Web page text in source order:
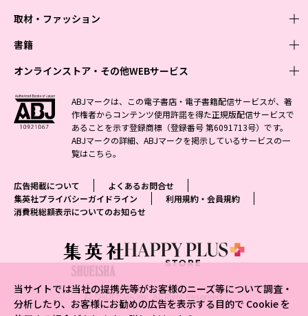
当サイトでは当社の提携先等がお客様のニーズ等について調査・
分析したり、お客様にお勧めの広告を表示する目的で Cookie を
少年マンガ
Vジャンプ
最強ジャンプ
少年ジャンプ+
ジャンプTOON
ジャンプルーキー！
S-MANGA
集英社コミック文庫
青年マンガ
ZEBRACK
S-MANGA
集英社ジャンプリミックス
週刊ヤングジャンプ
ヤングジャンプ定期購読デジタル
となりのヤングジャンプ
グランドジャンプ
ウルトラジャンプ
少女マンガ
ZEBRACK
S-MANGA
集英社コミック文庫
マーガレット
別冊マーガレット
リマコミ
マンガMeets
女性マンガ
ジャンプTOON
集英社コミック文庫
マンガMee公式サイト
リマコミ
Cookie
office YOU
取材・ファッション
ファッション・美容
BAILA
MAQUIA
eclat
T JAPAN
MEN'S NON-NO
集英社オンライン
芸能・情報・スポーツ
週プレNEWS
週プレ グラジャパ!
書籍
文芸・文庫・総合
小説すばる
集英社 文芸ステーション
web 集英社文庫
アジア人物史
学芸・ノンフィクション・新書
1日5分で、明日は変わる よみタイ yomitai
集英社学芸部 - 学芸・ノンフィクション
集英社ビジネス書
集英社新書プラス - 知の水先案内人
kotoba
情報・知識＆オピニオン imidas
ライトノベル・ノベライズ
集英社オレンジ文庫
JUMP j-BOOKS
ダッシュエックス文庫公式サイト
集英社Webマガジン コバルト
集英社の児童図書 S-KIDS.LAND
オンラインストア・その他WEBサービス
オンラインストア
OTO
SHUEISHA MANGA-ART HERITAGE
ジャンプキャラクターズストア
HAPPY PLUS STORE
SHUEISHA VOX
LEEマルシェ
eclat premium
mirabella homme
その他WEBサービス
集英社アドナビ
集英社エディターズ・ラボ
ABJマークは、この電子書店・電子書籍配信サービスが、著
作権者からコンテンツ使用許諾を得た正規版配信サービスで
あることを示す登録商標（登録番号 第6091713号）です。
ABJマークの詳細、ABJマークを掲示しているサービスの一
覧はこちら。
広告掲載について
よくあるお問合せ
集英社プライバシーガイドライン
利用規約・会員規約
消費税総額表示についてのお知らせ
© SHUEISHA Inc. All Right Reserved.